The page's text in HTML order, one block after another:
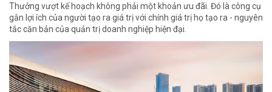
Thưởng vượt kế hoạch không phải một khoản ưu đãi. Đó là công cụ
gắn lợi ích của người tạo ra giá trị với chính giá trị họ tạo ra - nguyên
tắc căn bản của quản trị doanh nghiệp hiện đại.